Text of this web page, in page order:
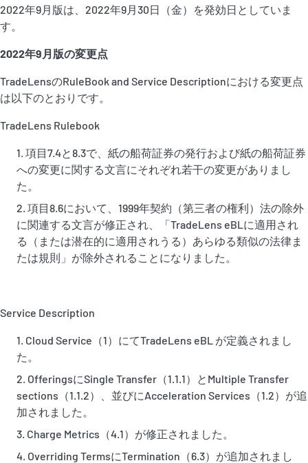
2022年9月版は、2022年9月30日（金）を発効日としていま
す。
2022年9月版の変更点
TradeLensのRuleBook and Service Descriptionにおける変更点
は以下のとおりです。
TradeLens Rulebook
項目7.4と8.3で、紙の船荷証券の発行および紙の船荷証券
への変更に関する文言にそれぞれ若干の変更がありまし
た。
項目8.6において、1999年契約（第三者の権利）法の除外
に関連する文言が修正され、「TradeLens eBLに適用され
る（または潜在的に適用されうる）あらゆる類似の法律ま
たは規則」が除外されることになりました。
Service Description
Cloud Service（1）にてTradeLens eBL が定義されまし
た。
OfferingsにSingle Transfer（1.1.1）とMultiple Transfer
sections（1.1.2）、並びにAcceleration Services（1.2）が追
加されました。
Charge Metrics（4.1）が修正されました。
Overriding TermsにTermination（6.3）が追加されまし